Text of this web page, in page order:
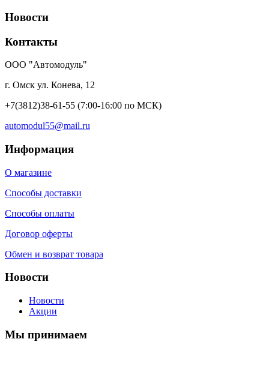
Новости
Контакты
ООО "Автомодуль"
г. Омск ул. Конева, 12
+7(3812)38-61-55 (7:00-16:00 по МСК)
automodul55@mail.ru
Информация
О магазине
Способы доставки
Способы оплаты
Договор оферты
Обмен и возврат товара
Новости
Новости
Акции
Мы принимаем